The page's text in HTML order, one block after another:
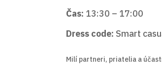
Čas: 13:30 – 17:00
Dress code: Smart
Milí partneri, priatelia a